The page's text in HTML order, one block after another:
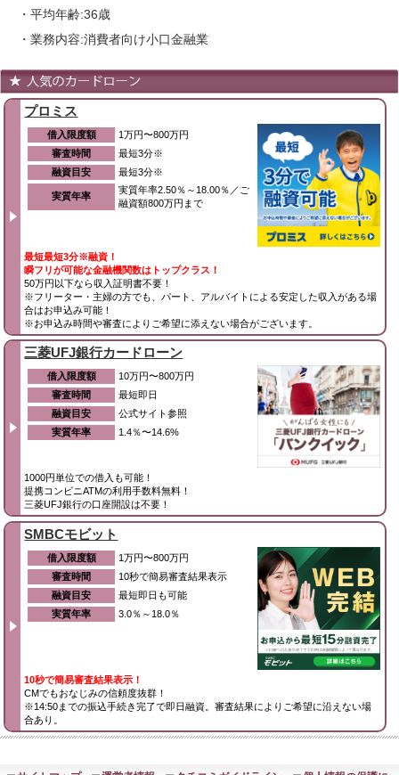
・平均年齢:36歳
・業務内容:消費者向け小口金融業
プロミス
借入限度額
1万円〜800万円
審査時間
最短3分※
融資目安
最短3分※
実質年率
実質年率2.50％～18.00％／ご
融資額800万円まで
最短最短3分※融資！
瞬フリが可能な金融機関数はトップクラス！
50万円以下なら収入証明書不要！
※フリーター・主婦の方でも、パート、アルバイトによる安定した収入がある場
合はお申込み可能！
※お申込み時間や審査によりご希望に添えない場合がございます。
三菱UFJ銀行カードローン
借入限度額
10万円〜800万円
審査時間
最短即日
融資目安
公式サイト参照
実質年率
1.4％〜14.6%
1000円単位での借入も可能！
提携コンビニATMの利用手数料無料！
三菱UFJ銀行の口座開設は不要！
SMBCモビット
借入限度額
1万円〜800万円
審査時間
10秒で簡易審査結果表示
融資目安
最短即日も可能
実質年率
3.0％～18.0％
10秒で簡易審査結果表示！
CMでもおなじみの信頼度抜群！
※14:50までの振込手続き完了で即日融資。審査結果によりご希望に沿えない場
合あり。